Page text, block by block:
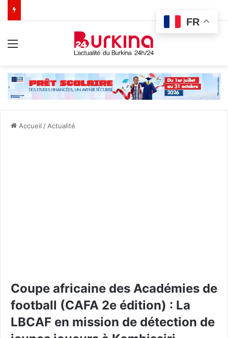
Accueil / Actualité
Coupe africaine des Académies de
football (CAFA 2e édition) : La
LBCAF en mission de détection de
FR